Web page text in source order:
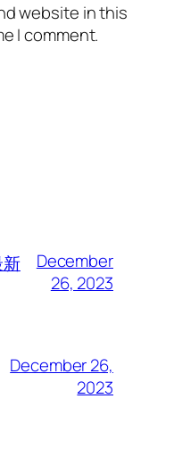
website in this
I comment.
December
26, 2023
December 26,
2023